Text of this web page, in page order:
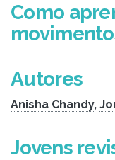
Como
Autores
Anisha Chandy,
Jovens